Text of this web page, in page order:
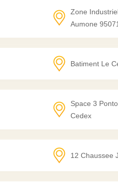
Zone
Aumone 95071
Batiment Le
Space 3
Cedex
12 Chaussee